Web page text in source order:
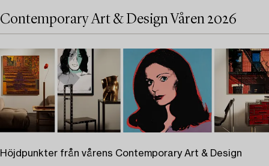
Contemporary Art & Design Våren 2026
Höjdpunkter från vårens Contemporary Art & Design